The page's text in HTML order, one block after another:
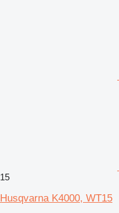
15
Husqvarna K4000, WT15